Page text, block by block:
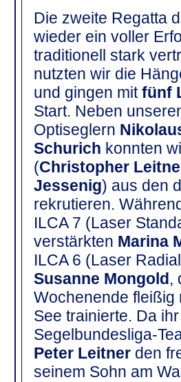
Die zweite Regatta
wieder ein voller
traditionell stark
nutzten wir die
und gingen mitfünf
Start. Neben
Optiseglern
Schurich konnten
(Christopher
Jessenig) aus den
rekrutieren.
ILCA 7 (Laser
verstärkten Marina
ILCA 6 (Laser
Susanne Mongold ,
Wochenende fleißig
See trainierte. Da
Segelbundesliga-
Peter Leitner den
seinem Sohn am